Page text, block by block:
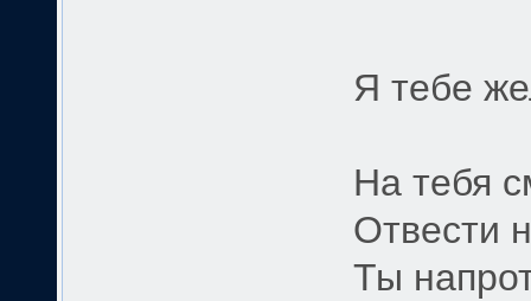
Я тебе
На тебя
Отвести
Ты